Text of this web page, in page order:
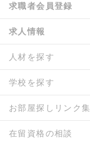
求職者会員登録
求人情報
人材を探す
学校を探す
お部屋探しリンク集
在留資格の相談